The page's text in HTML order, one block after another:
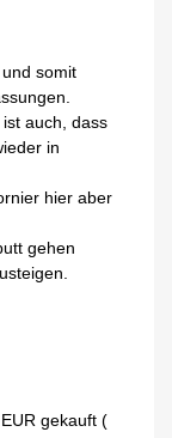
somit
auch, dass
in
hier aber
gehen
gekauft (